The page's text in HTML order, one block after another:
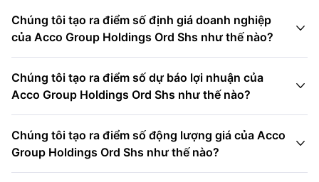
Chúng tôi tạo ra điểm số định giá doanh nghiệp
của Acco Group Holdings Ord Shs như thế nào?

Chúng tôi tạo ra điểm số dự báo lợi nhuận của
Acco Group Holdings Ord Shs như thế nào?

Chúng tôi tạo ra điểm số động lượng giá của Acco
Group Holdings Ord Shs như thế nào?
